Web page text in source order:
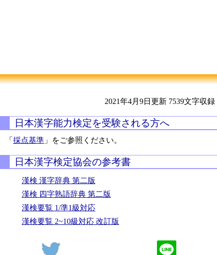
2021年4月9日更新 7539文字収録
日本漢字能力検定を受験される方へ
「採点基準 」をご参照ください。
日本漢字検定協会の参考書
漢検 漢字辞典 第二版
漢検 四字熟語辞典 第二版
漢検要覧 1/準1級対応
漢検要覧 2~10級対応 改訂版